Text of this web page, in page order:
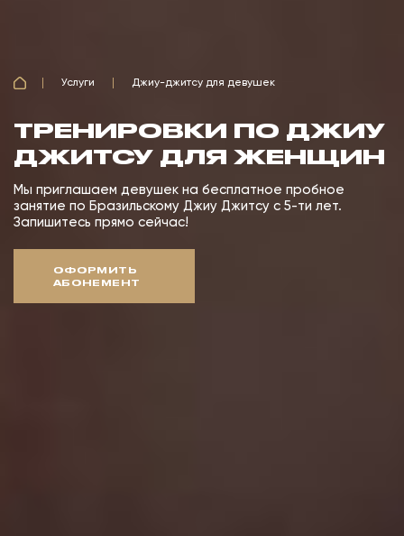
Услуги Джиу-джитсу для девушек
ТРЕНИРОВКИ ПО ДЖИУ
ДЖИТСУ ДЛЯ ЖЕНЩИН
Мы приглашаем девушек на бесплатное пробное
занятие по Бразильскому Джиу Джитсу с 5-ти лет.
Запишитесь прямо сейчас!
ОФОРМИТЬ
АБОНЕМЕНТ